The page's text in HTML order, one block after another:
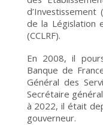
de la Législation
(CCLRF).
En 2008, il
Banque de
Général des
Secrétaire
à 2022, il était
gouverneur.